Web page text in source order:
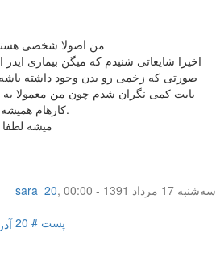
من اصولا شخصی
اخیرا شایعاتی شنیدم که میگن بیماری
صورتی که زخمی رو بدن وجود داشته
بابت کمی نگران شدم چون من معمولا به
کارهام همیشه یک زخم رو بدنم دارم.
میشه لطفا
sara_20,
سه‌شنبه 17 مرداد 1391 - 00:00
پست # 20